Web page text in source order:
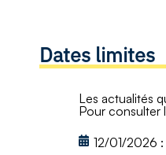
Dates limites
Les actualités
Pour consulter
12/01/2026 :